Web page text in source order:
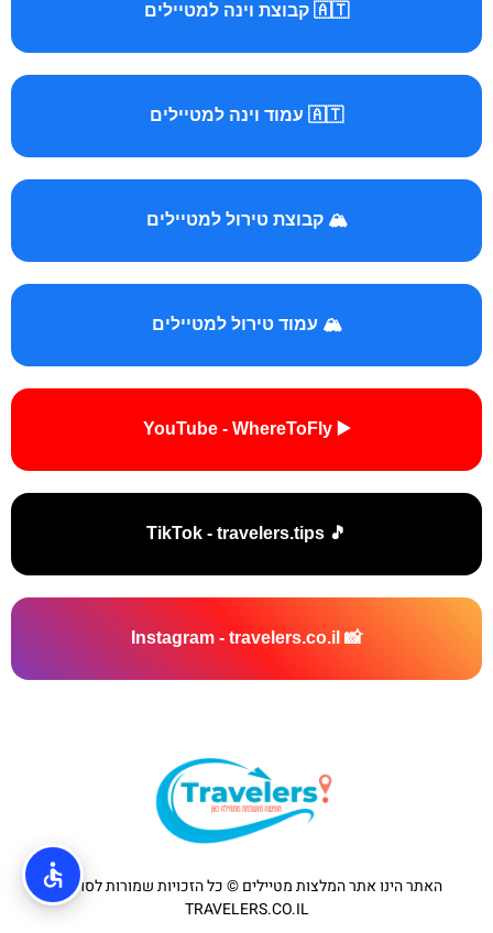
🇦🇹 קבוצת וינה למטיילים
🇦🇹 עמוד וינה למטיילים
🏔️ קבוצת טירול למטיילים
🏔️ עמוד טירול למטיילים
▶️ YouTube - WhereToFly
🎵 TikTok - travelers.tips
📸 Instagram - travelers.co.il
האתר הינו אתר המלצות מטיילים © כל הזכויות שמורות לסוכנות
TRAVELERS.CO.IL